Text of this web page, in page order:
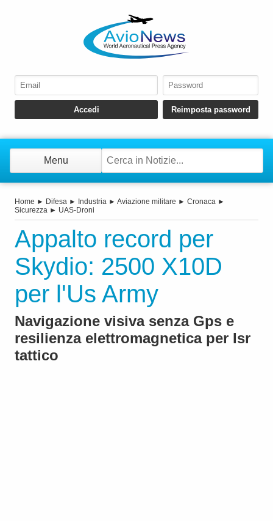
Menu
Home ► Difesa ► Industria ► Aviazione militare ► Cronaca ►
Sicurezza ► UAS-Droni
Appalto record per
Skydio: 2500 X10D
per l'Us Army
Navigazione visiva senza Gps e
resilienza elettromagnetica per Isr
tattico